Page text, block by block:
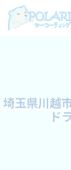
埼玉県川越
ド